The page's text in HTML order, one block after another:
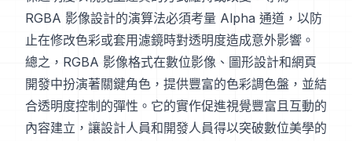
RGBA 影像設計的演算法必須考量 Alpha 通道，以防
止在修改色彩或套用濾鏡時對透明度造成意外影響。
總之，RGBA 影像格式在數位影像、圖形設計和網頁
開發中扮演著關鍵角色，提供豐富的色彩調色盤，並結
合透明度控制的彈性。它的實作促進視覺豐富且互動的
內容建立，讓設計人員和開發人員得以突破數位美學的